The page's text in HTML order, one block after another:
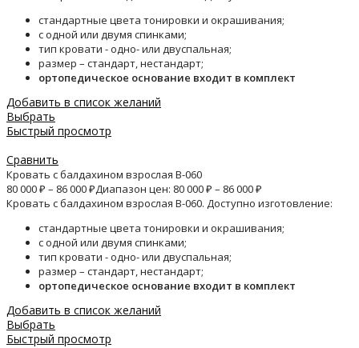
стандартные цвета тонировки и окрашивания;
с одной или двумя спинками;
тип кровати - одно- или двуспальная;
размер – стандарт, нестандарт;
ортопедическое основание входит в комплект
Добавить в список желаний
Выбрать
Быстрый просмотр
Сравнить
Кровать с балдахином взрослая B-060
80 000₽ – 86 000₽Диапазон цен: 80 000 ₽ – 86 000 ₽
Кровать с балдахином взрослая B-060. Доступно изготовление:
стандартные цвета тонировки и окрашивания;
с одной или двумя спинками;
тип кровати - одно- или двуспальная;
размер – стандарт, нестандарт;
ортопедическое основание входит в комплект
Добавить в список желаний
Выбрать
Быстрый просмотр